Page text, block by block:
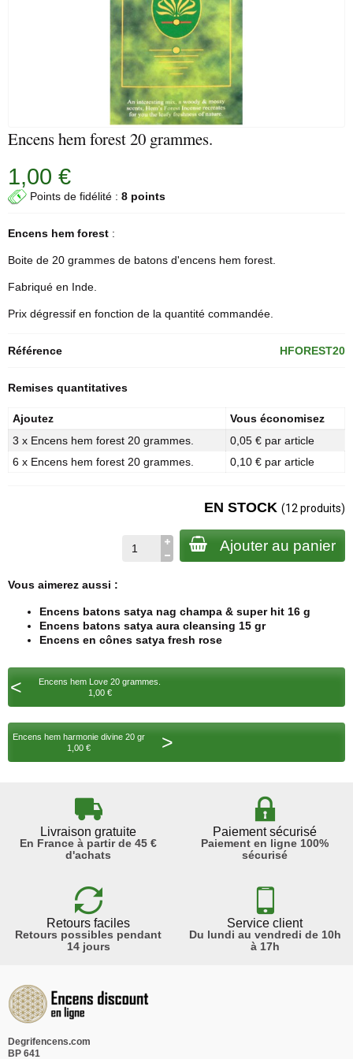
Encens hem forest 20 grammes.
1,00 €
Points de fidélité : 8 points
Encens hem forest :
Boite de 20 grammes de batons d'encens hem forest.
Fabriqué en Inde.
Prix dégressif en fonction de la quantité commandée.
Référence HFOREST20
Remises quantitatives
Ajoutez
Vous économisez
3 x Encens hem forest 20 grammes.
0,05 € par article
6 x Encens hem forest 20 grammes.
0,10 € par article
EN STOCK (12 produits)
Ajouter au panier
Vous aimerez aussi :
Encens batons satya nag champa & super hit 16 g
Encens batons satya aura cleansing 15 gr
Encens en cônes satya fresh rose
<
Encens hem Love 20 grammes.
1,00 €
Encens hem harmonie divine 20 gr
1,00 €
>
Livraison gratuite
En France à partir de 45 €
d'achats
Paiement sécurisé
Paiement en ligne 100%
sécurisé
Retours faciles
Retours possibles pendant
14 jours
Service client
Du lundi au vendredi de 10h
à 17h
Degrifencens.com
BP 641